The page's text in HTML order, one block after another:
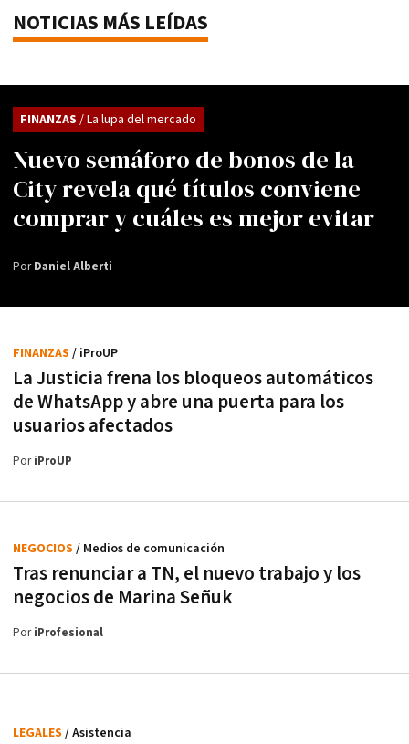
NOTICIAS MÁS LEÍDAS
Nuevo semáforo de bonos de la
City revela qué títulos conviene
comprar y cuáles es mejor evitar
FINANZAS / La lupa del mercado
PorDaniel Alberti
La Justicia frena los bloqueos automáticos
de WhatsApp y abre una puerta para los
usuarios afectados
FINANZAS / iProUP
PoriProUP
Tras renunciar a TN, el nuevo trabajo y los
negocios de Marina Señuk
NEGOCIOS / Medios de comunicación
PoriProfesional
LEGALES / Asistencia